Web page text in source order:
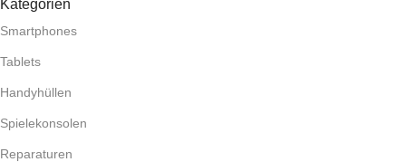
Kategorien
Smartphones
Tablets
Handyhüllen
Spielekonsolen
Reparaturen